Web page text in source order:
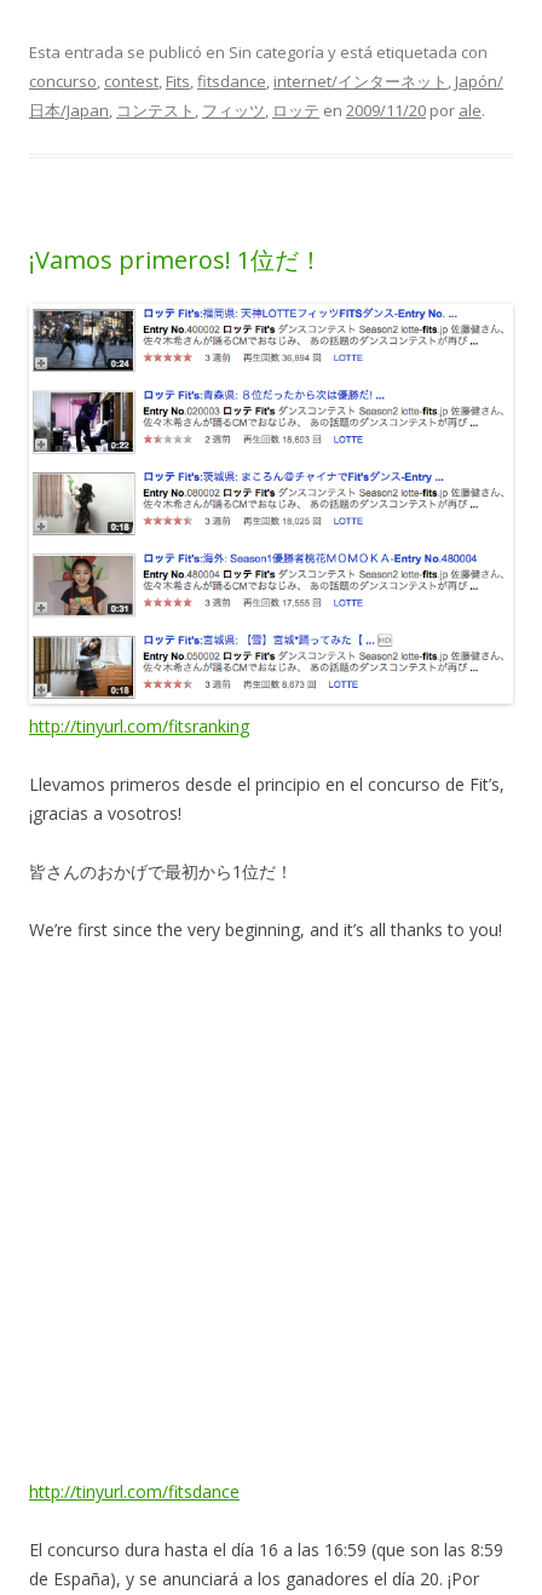
Esta entrada se publicó en Sin categoría y está etiquetada con
concurso, contest, Fits,fitsdance, internet/インターネット , Japón/
日本/Japan, コンテスト , フィッツ, ロッテ en 2009/11/20 por ale.
¡Vamos primeros! 1位だ！
http://tinyurl.com/fitsranking
Llevamos primeros desde el principio en el concurso de Fit’s,
¡gracias a vosotros!
皆さんのおかげで最初から1位だ！
We’re first since the very beginning, and it’s all thanks to you!
http://tinyurl.com/fitsdance
El concurso dura hasta el día 16 a las 16:59 (que son las 8:59
de España), y se anunciará a los ganadores el día 20. ¡Por